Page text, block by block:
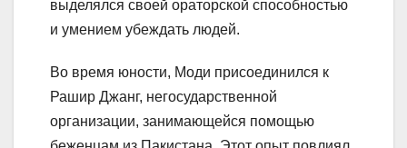
выделялся своей ораторской способностью
и умением убеждать людей.
Во время юности, Моди присоединился к
Рашир Джанг, негосударственной
организации, занимающейся помощью